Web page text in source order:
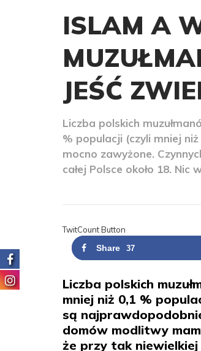
ISLAM A
JEŚĆ
Liczba polskich
% populacji (czyli mniej
mocno zawyżone.
całej Polsce około 18. Nic
TwitCount Button
Share
37
Liczba polskich
mniej niż 0,1 %
są
domów modlitwy
że przy tak